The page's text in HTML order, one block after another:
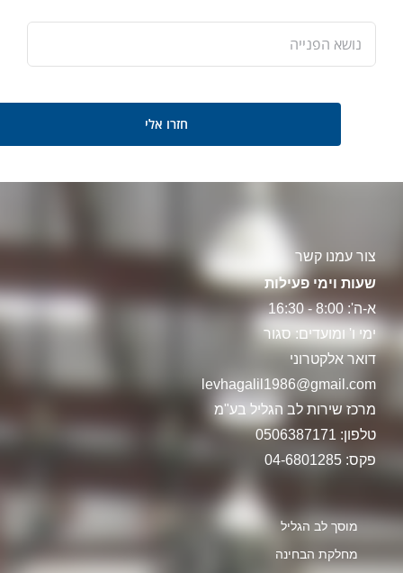
צור עמנו קשר
שעות וימי פעילות
א-ה': 8:00 - 16:30
ימי ו' ומועדים: סגור
דואר אלקטרוני
levhagalil1986@gmail.com
מרכז שירות לב הגליל בע"מ
טלפון: 0506387171
פקס: 04-6801285
מוסך לב הגליל
מחלקת הבחינה